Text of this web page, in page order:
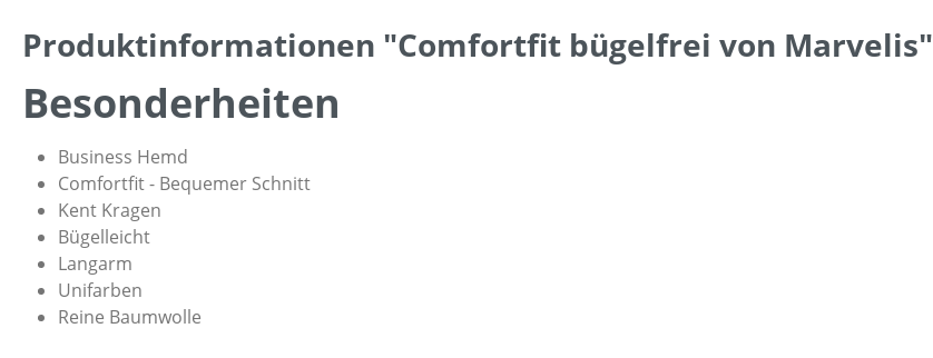
Produktinformationen "Comfortfit bügelfrei von Marvelis"
Besonderheiten
Business Hemd
Comfortfit - Bequemer Schnitt
Kent Kragen
Bügelleicht
Langarm
Unifarben
Reine Baumwolle